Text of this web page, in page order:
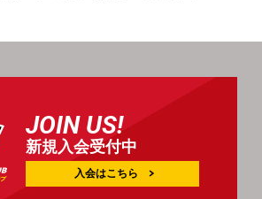
JOIN US!
新規入会受付中
入会はこちら